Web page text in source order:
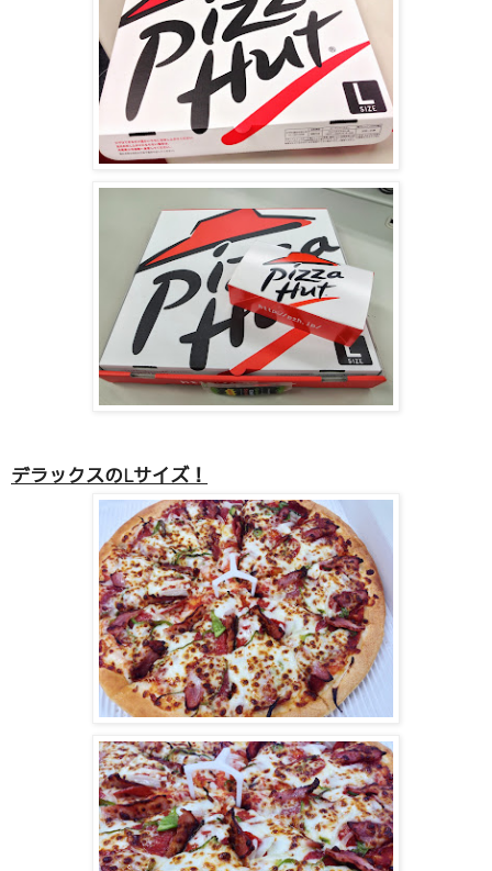
デラックスのLサイズ！